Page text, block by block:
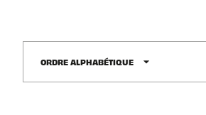
ORDRE ALPHABÉTIQUE arrow_drop_down